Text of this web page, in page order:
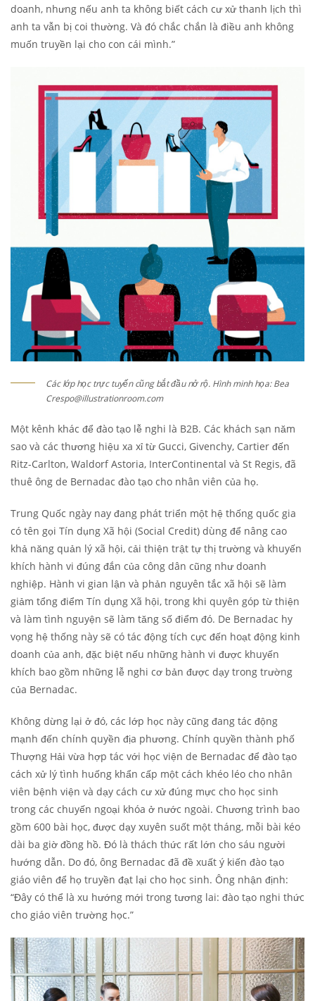
doanh, nhưng nếu anh ta không biết cách cư xử thanh lịch thì
anh ta vẫn bị coi thường. Và đó chắc chắn là điều anh không
muốn truyền lại cho con cái mình.”
Các lớp học trực tuyến cũng bắt đầu nở rộ. Hình minh họa: Bea
Crespo@illustrationroom.com
Một kênh khác để đào tạo lễ nghi là B2B. Các khách sạn năm
sao và các thương hiệu xa xỉ từ Gucci, Givenchy, Cartier đến
Ritz-Carlton, Waldorf Astoria, InterContinental và St Regis, đã
thuê ông de Bernadac đào tạo cho nhân viên của họ.
Trung Quốc ngày nay đang phát triển một hệ thống quốc gia
có tên gọi Tín dụng Xã hội (Social Credit) dùng để nâng cao
khả năng quản lý xã hội, cải thiện trật tự thị trường và khuyến
khích hành vi đúng đắn của công dân cũng như doanh
nghiệp. Hành vi gian lận và phản nguyên tắc xã hội sẽ làm
giảm tổng điểm Tín dụng Xã hội, trong khi quyên góp từ thiện
và làm tình nguyện sẽ làm tăng số điểm đó. De Bernadac hy
vọng hệ thống này sẽ có tác động tích cực đến hoạt động kinh
doanh của anh, đặc biệt nếu những hành vi được khuyến
khích bao gồm những lễ nghi cơ bản được dạy trong trường
của Bernadac.
Không dừng lại ở đó, các lớp học này cũng đang tác động
mạnh đến chính quyền địa phương. Chính quyền thành phố
Thượng Hải vừa hợp tác với học viện de Bernadac để đào tạo
cách xử lý tình huống khẩn cấp một cách khéo léo cho nhân
viên bệnh viện và dạy cách cư xử đúng mực cho học sinh
trong các chuyến ngoại khóa ở nước ngoài. Chương trình bao
gồm 600 bài học, được dạy xuyên suốt một tháng, mỗi bài kéo
dài ba giờ đồng hồ. Đó là thách thức rất lớn cho sáu người
hướng dẫn. Do đó, ông Bernadac đã đề xuất ý kiến đào tạo
giáo viên để họ truyền đạt lại cho học sinh. Ông nhận định:
“Đây có thể là xu hướng mới trong tương lai: đào tạo nghi thức
cho giáo viên trường học.”